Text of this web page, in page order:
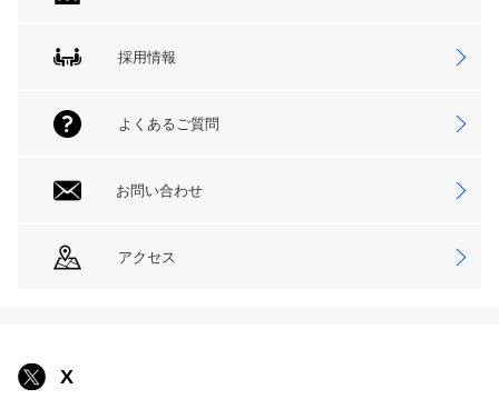
採用情報
よくあるご質問
お問い合わせ
アクセス
X